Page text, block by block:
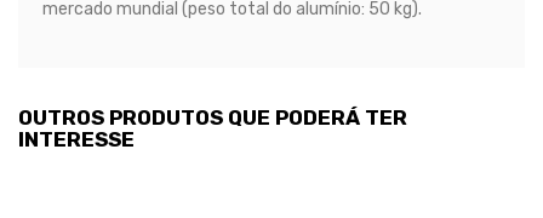
mercado mundial (peso total do alumínio: 50 kg).
OUTROS PRODUTOS QUE PODERÁ TER
INTERESSE